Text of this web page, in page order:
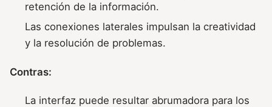
retención de la información.
Las conexiones laterales impulsan la creatividad
y la resolución de problemas.
Contras:
La interfaz puede resultar abrumadora para los